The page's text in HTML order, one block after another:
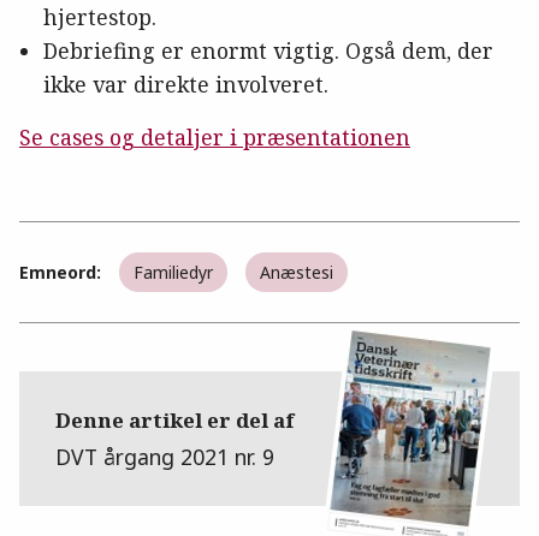
hjertestop.
Debriefing er enormt vigtig. Også dem, der
ikke var direkte involveret.
Se cases og detaljer i præsentationen
Emneord: Familiedyr Anæstesi
Denne artikel er del af
DVT årgang 2021 nr. 9